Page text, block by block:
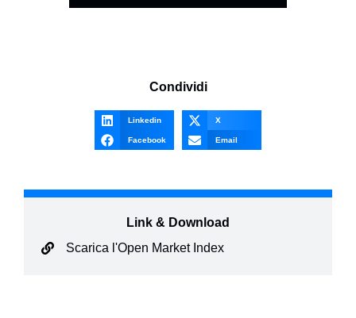
Condividi
Linkedin X
Facebook Email
Link & Download
Scarica l'Open Market Index